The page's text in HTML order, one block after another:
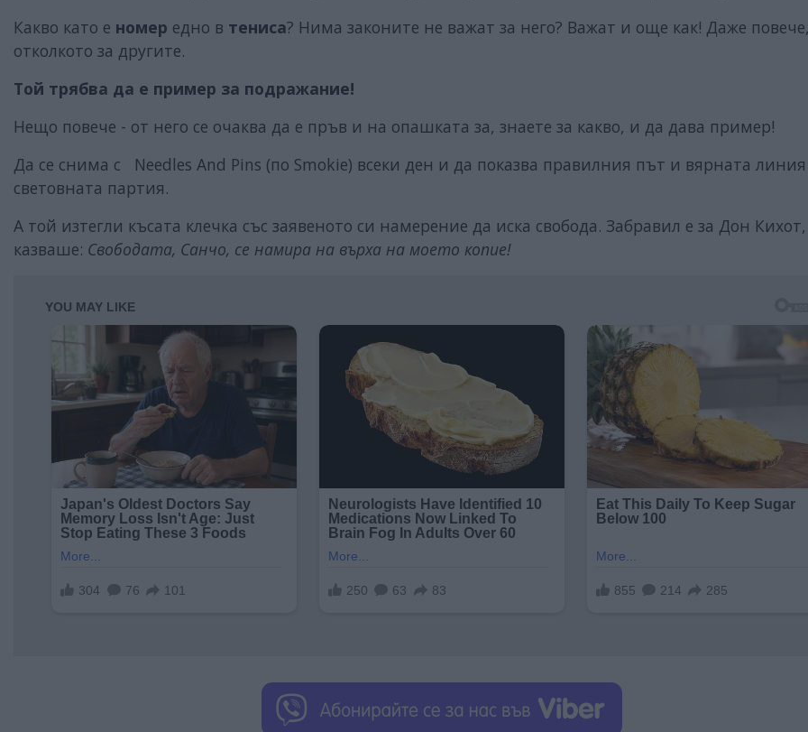
Какво като е номер едно в тениса? Нима законите не важат за него? Важат и още как! Даже
отколкото за другите.
Той трябва да е пример за подражание!
Нещо повече - от него се очаква да е пръв и на опашката за, знаете за какво, и да дава пример!
Да се снима с Needles And Pins (по Smokie) всеки ден и да показва правилния път и вярната
световната партия.
А той изтегли късата клечка със заявеното си намерение да иска свобода. Забравил е за Дон
казваше: Свободата, Санчо, се намира на върха на моето копие!